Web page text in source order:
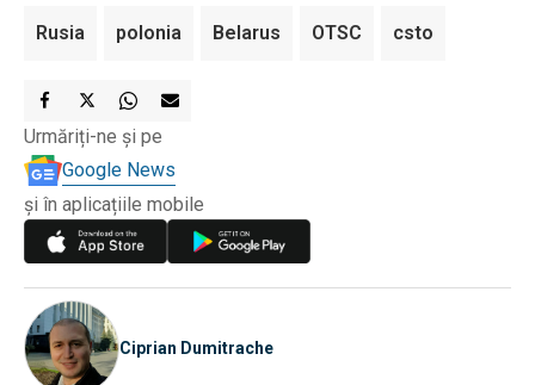
Rusia polonia Belarus OTSC csto
Urmăriți-ne și pe
Google News
și în aplicațiile mobile
Ciprian Dumitrache